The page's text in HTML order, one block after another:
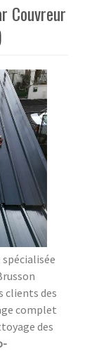
Couvreur
clients des
complet
des